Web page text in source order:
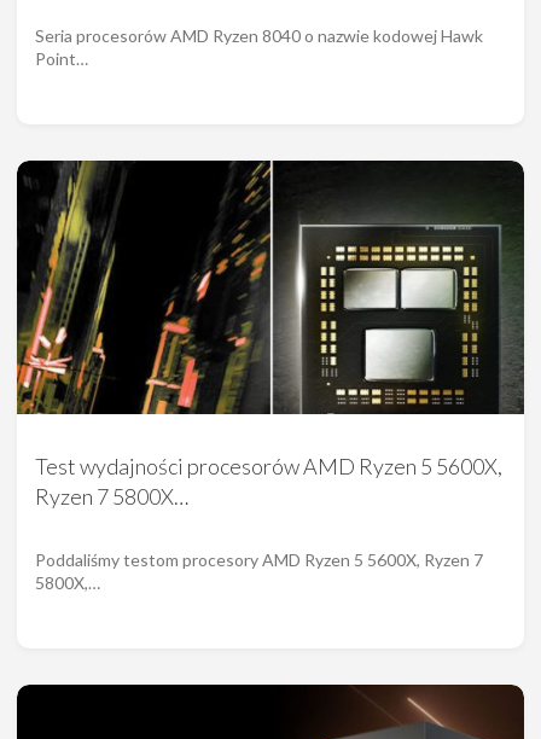
Seria procesorów AMD Ryzen 8040 o nazwie kodowej Hawk
Point…
Test wydajności procesorów AMD Ryzen 5 5600X,
Ryzen 7 5800X…
Poddaliśmy testom procesory AMD Ryzen 5 5600X, Ryzen 7
5800X,…